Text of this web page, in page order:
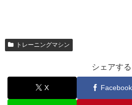
トレーニングマシン
シェアする
X Facebook